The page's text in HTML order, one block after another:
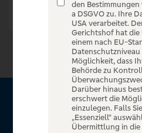
Über VR Entertain
den
a DSGVO zu. Ihre
USA verarbeitet.
Gerichtshof hat die
einem nach EU-
Möglichkeit, dass
Behörde zu
Darüber hinaus
erschwert die
einzulegen. Falls
„Essenziell“
Übermittlung in